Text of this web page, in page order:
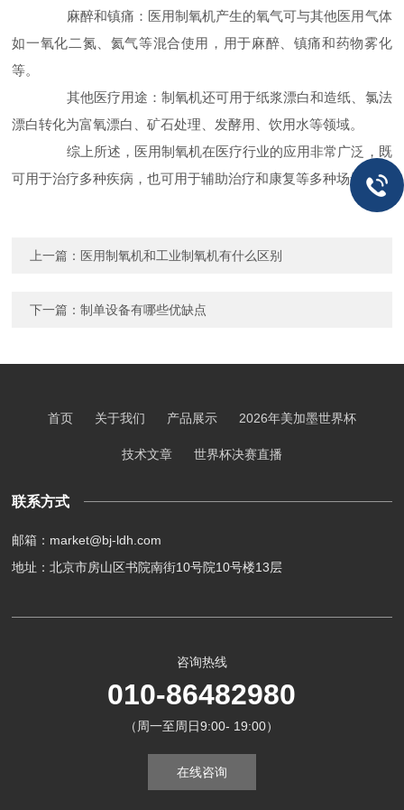
麻醉和镇痛：医用制氧机产生的氧气可与其他医用气体
如一氧化二氮、氦气等混合使用，用于麻醉、镇痛和药物雾化
等。
其他医疗用途：制氧机还可用于纸浆漂白和造纸、氯法
漂白转化为富氧漂白、矿石处理、发酵用、饮用水等领域。
综上所述，医用制氧机在医疗行业的应用非常广泛，既
可用于治疗多种疾病，也可用于辅助治疗和康复等多种场景。
上一篇： 医用制氧机和工业制氧机有什么区别
下一篇：制单设备有哪些优缺点
首页 关于我们 产品展示 2026年美加墨世界杯
技术文章 世界杯决赛直播
联系方式
邮箱：market@bj-ldh.com
地址：北京市房山区书院南街10号院10号楼13层
咨询热线
010-86482980
（周一至周日9:00- 19:00）
在线咨询